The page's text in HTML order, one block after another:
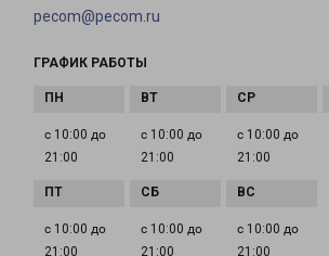
pecom@pecom.ru
ГРАФИК РАБОТЫ
с 10:00 до
21:00
с 10:00 до
21:00
с 10:00 до
21:00
с 10:00 до
21:00
с 10:00 до
21:00
с 10:00 до
21:00